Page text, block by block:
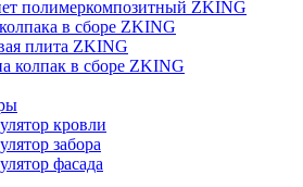
полимеркомпозитный ZKING
в сборе ZKING
плита ZKING
колпак в сборе ZKING
кровли
забора
фасада